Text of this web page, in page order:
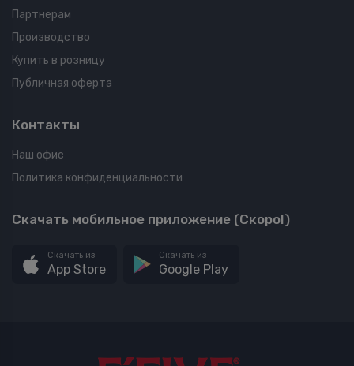
Партнерам
Производство
Купить в розницу
Публичная оферта
Контакты
Наш офис
Политика конфиденциальности
Скачать мобильное приложение (Скоро!)
Скачать из
App Store
Скачать из
Google Play